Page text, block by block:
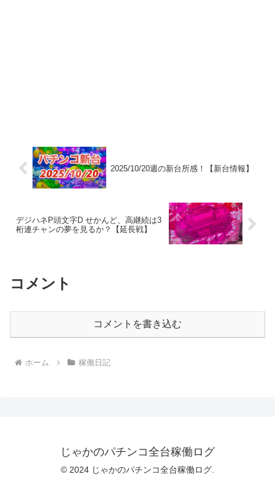
2025/10/20週の新台所感！【新台情報】
デジハネP頭文字D せかんど、高継続は3
桁連チャンの夢を見るか？【延長戦】
コメント
コメントを書き込む
ホーム 稼働日記
じゃかのパチンコ全台稼働ログ
© 2024 じゃかのパチンコ全台稼働ログ.